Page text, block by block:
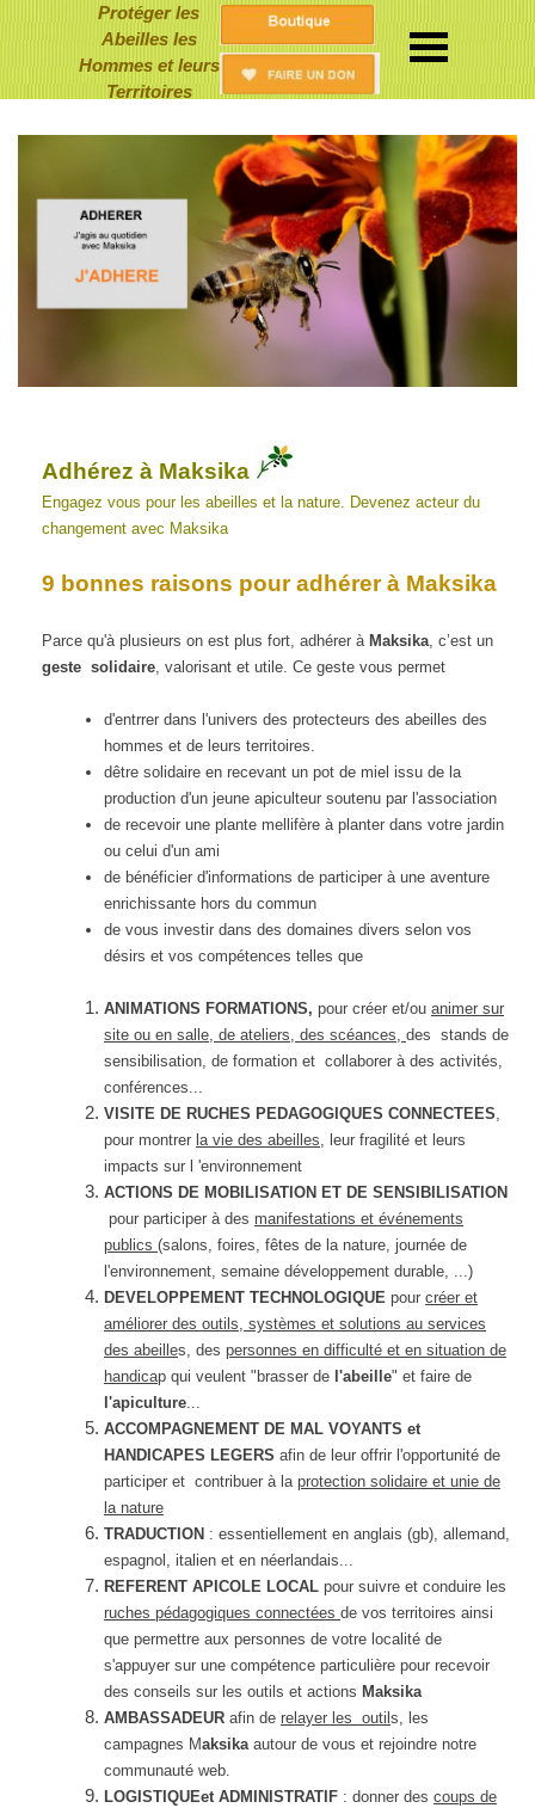
Protégerles
Abeilles les
Hommes etleurs
Territoires
Adhérez à Maksika
Engagez vous pour les abeilles et la nature. Devenez acteur du
changement avec Maksika
9 bonnes raisons pour adhérer à Maksika
Parce qu'à plusieurs on est plus fort, adhérer à Maksika, c’est un
geste solidaire, valorisant et utile. Ce geste vous permet
d'entrrer dans l'univers des protecteurs des abeilles des
hommes et de leurs territoires.
dêtre solidaire en recevant un pot de miel issu de la
production d'un jeune apiculteur soutenu par l'association
de recevoir une plante mellifère à planter dans votre jardin
ou celui d'un ami
de bénéficier d'informations de participer à une aventure
enrichissante hors du commun
de vous investir dans des domaines divers selon vos
désirs et vos compétences telles que
ANIMATIONS FORMATIONS, pour créer et/ou animer sur
site ou en salle, de ateliers, des scéances, des stands de
sensibilisation, de formation et collaborer à des activités,
conférences...
VISITE DE RUCHES PEDAGOGIQUES CONNECTEES,
pour montrer la vie des abeilles, leur fragilité et leurs
impacts sur l 'environnement
ACTIONS DE MOBILISATION ET DE SENSIBILISATION
pour participer à des manifestations et événements
publics (salons, foires, fêtes de la nature, journée de
l'environnement, semaine développement durable, ...)
DEVELOPPEMENT TECHNOLOGIQUE pour créer et
améliorer des outils, systèmes et solutions au services
des abeilles, des personnes en difficulté et en situation de
handicap qui veulent "brasser de l'abeille" et faire de
l'apiculture...
ACCOMPAGNEMENT DE MAL VOYANTS et
HANDICAPES LEGERS afin de leur offrir l'opportunité de
participer et contribuer à la protection solidaire et unie de
la nature
TRADUCTION : essentiellement en anglais (gb), allemand,
espagnol, italien et en néerlandais...
REFERENT APICOLE LOCAL pour suivre et conduire les
ruches pédagogiques connectées de vos territoires ainsi
que permettre aux personnes de votre localité de
s'appuyer sur une compétence particulière pour recevoir
des conseils sur les outils et actions Maksika
AMBASSADEUR afin de relayer les outil s, les
campagnes Maksika autour de vous et rejoindre notre
communauté web.
LOGISTIQUEet ADMINISTRATIF : donner des coups de